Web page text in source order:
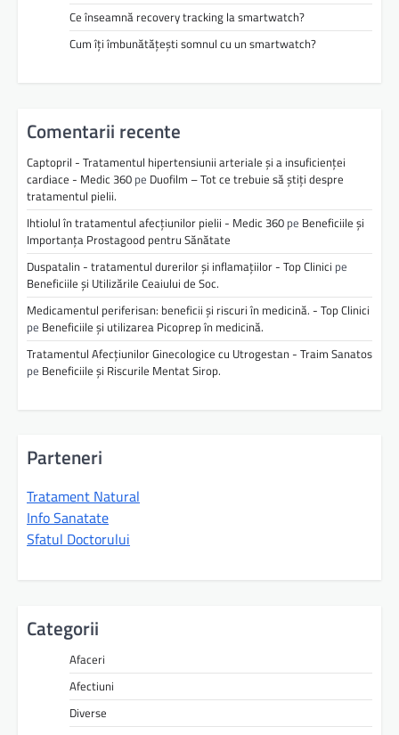
Ce înseamnă recovery tracking la smartwatch?
Cum îți îmbunătățești somnul cu un smartwatch?
Comentarii recente
Captopril - Tratamentul hipertensiunii arteriale și a insuficienței
cardiace - Medic 360 pe Duofilm – Tot ce trebuie să știți despre
tratamentul pielii.
Ihtiolul în tratamentul afecțiunilor pielii - Medic 360 pe Beneficiile și
Importanța Prostagood pentru Sănătate
Duspatalin - tratamentul durerilor și inflamațiilor - Top Clinici pe
Beneficiile și Utilizările Ceaiului de Soc.
Medicamentul periferisan: beneficii și riscuri în medicină. - Top Clinici
pe Beneficiile și utilizarea Picoprep în medicină.
Tratamentul Afecțiunilor Ginecologice cu Utrogestan - Traim Sanatos
pe Beneficiile și Riscurile Mentat Sirop.
Parteneri
Tratament Natural
Info Sanatate
Sfatul Doctorului
Categorii
Afaceri
Afectiuni
Diverse